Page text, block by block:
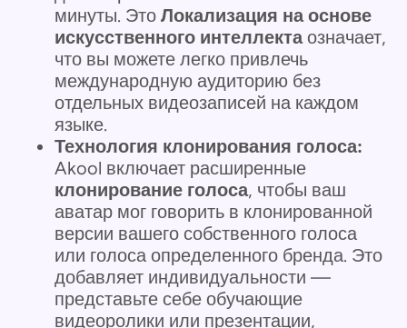
минуты. Это Локализация на основе
искусственного интеллектаозначает,
что вы можете легко привлечь
международную аудиторию без
отдельных видеозаписей на каждом
языке.
Технология клонирования голоса:
Akool включает расширенные
клонирование голоса, чтобы ваш
аватар мог говорить в клонированной
версии вашего собственного голоса
или голоса определенного бренда. Это
добавляет индивидуальности —
представьте себе обучающие
видеоролики или презентации,